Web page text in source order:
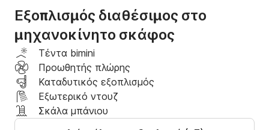
φίλων, το PROTAGON 20 προσφέρει μια ευρύχωρη
και προσεκτικά σχεδιασμένη διάταξη, άνετα
καθίσματα και εξαιρετικό χειρισμό. Είτε ταξιδεύετε
κατά μήκος της ακτής, κολυμπάτε σε κρυστάλλινα
νερά είτε ανακαλύπτετε κρυμμένους όρμους
προσβάσιμους μόνο με σκάφος, κάθε στιγμή στο
σκάφος έχει σχεδιαστεί για να είναι ευχάριστη και
χαλαρωτική.
Εξοπλισμός διαθέσιμος στο
μηχανοκίνητο σκάφος
Τέντα bimini
Προωθητής πλώρης
Καταδυτικός εξοπλισμός
Εξωτερικό ντουζ
Σκάλα μπάνιου